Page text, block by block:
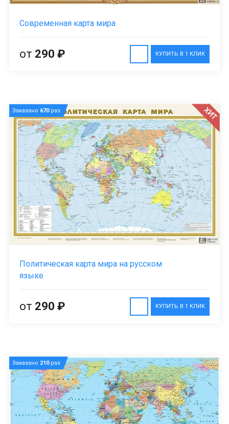
Современная карта мира
КУПИТЬ В 1 КЛИК
от 290 ₽
Заказано 670раз ХИТ
Политическая карта мира на русском
языке
КУПИТЬ В 1 КЛИК
от 290 ₽
Заказано 210раз